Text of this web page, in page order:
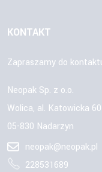
KONTAKT
Zapraszamy do
Neopak Sp. z o.o.
Wolica, al. Katowicka 60
05-830 Nadarzyn
neopak@neopak.pl
228531689